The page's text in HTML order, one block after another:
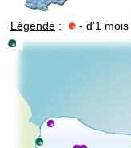
Légende : - d'1 mois